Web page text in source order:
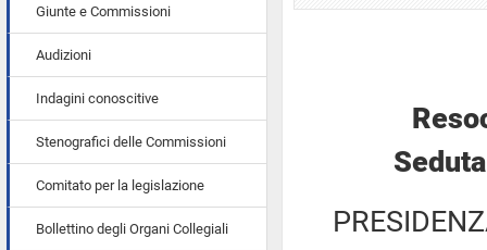
Giunte e Commissioni
Audizioni
Indagini conoscitive
Stenografici delle Commissioni
Comitato per la legislazione
Bollettino degli Organi Collegiali